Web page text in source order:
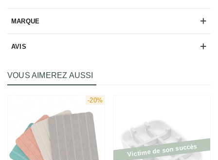
MARQUE
AVIS
VOUS AIMEREZ AUSSI
-20%
Victime de son succès